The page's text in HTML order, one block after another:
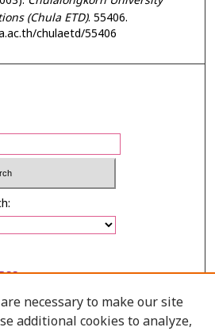
(Chula ETD). 55406.
chulaetd/55406
necessary to make our site
additional cookies to analyze,